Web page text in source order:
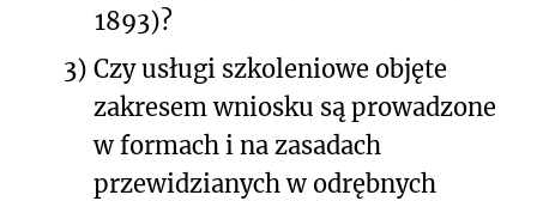
1893)?
3) Czy usługi szkoleniowe objęte
zakresem wniosku są prowadzone
w formach i na zasadach
przewidzianych w odrębnych